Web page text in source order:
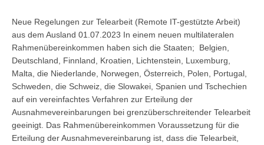
Neue Regelungen zur Telearbeit (Remote IT-gestützte Arbeit)
aus dem Ausland 01.07.2023 In einem neuen multilateralen
Rahmenübereinkommen haben sich die Staaten; Belgien,
Deutschland, Finnland, Kroatien, Lichtenstein, Luxemburg,
Malta, die Niederlande, Norwegen, Österreich, Polen, Portugal,
Schweden, die Schweiz, die Slowakei, Spanien und Tschechien
auf ein vereinfachtes Verfahren zur Erteilung der
Ausnahmevereinbarungen bei grenzüberschreitender Telearbeit
geeinigt. Das Rahmenübereinkommen Voraussetzung für die
Erteilung der Ausnahmevereinbarung ist, dass die Telearbeit,